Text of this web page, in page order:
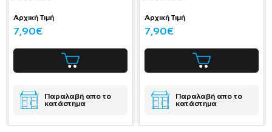
Αρχική Τιμή
7,90€
Παραλαβή απο το
κατάστημα
Αρχική Τιμή
7,90€
Παραλαβή απο το
κατάστημα